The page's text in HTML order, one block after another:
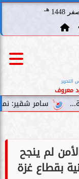
هـ
التحرير
معروف
شقير: نمو صناديق
لم ينجح
بقطاع غزة